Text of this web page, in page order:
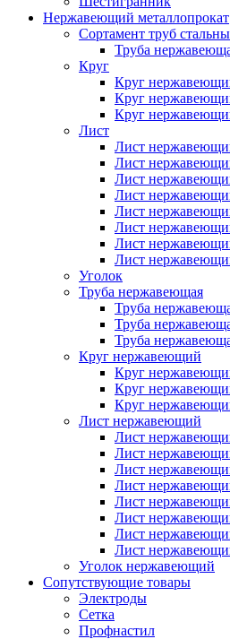
Нержавеющий металлопрокат
Сортамент труб
Труба
Круг
Круг
Круг
Круг
Лист
Лист
Лист
Лист
Лист
Лист
Лист
Лист
Лист
Уголок
Труба нержавеющая
Труба
Труба
Труба
Круг нержавеющий
Круг
Круг
Круг
Лист нержавеющий
Лист
Лист
Лист
Лист
Лист
Лист
Лист
Лист
Уголок нержавеющий
Cопутствующие товары
Электроды
Сетка
Профнастил